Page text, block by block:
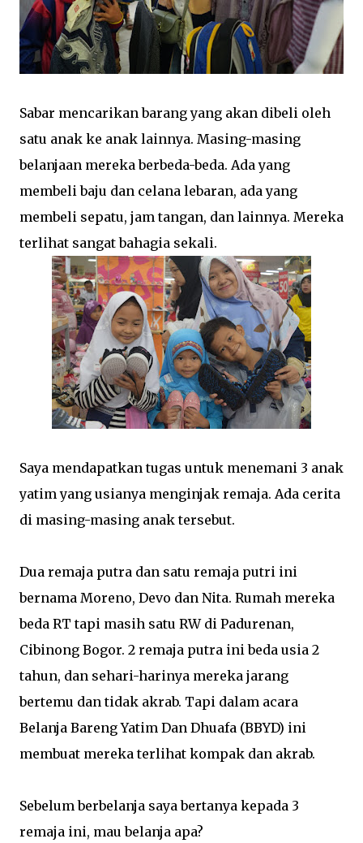
Sabar mencarikan barang yang akan dibeli oleh
satu anak ke anak lainnya. Masing-masing
belanjaan mereka berbeda-beda. Ada yang
membeli baju dan celana lebaran, ada yang
membeli sepatu, jam tangan, dan lainnya. Mereka
terlihat sangat bahagia sekali.
Saya mendapatkan tugas untuk menemani 3 anak
yatim yang usianya menginjak remaja. Ada cerita
di masing-masing anak tersebut.
Dua remaja putra dan satu remaja putri ini
bernama Moreno, Devo dan Nita. Rumah mereka
beda RT tapi masih satu RW di Padurenan,
Cibinong Bogor. 2 remaja putra ini beda usia 2
tahun, dan sehari-harinya mereka jarang
bertemu dan tidak akrab. Tapi dalam acara
Belanja Bareng Yatim Dan Dhuafa (BBYD) ini
membuat mereka terlihat kompak dan akrab.
Sebelum berbelanja saya bertanya kepada 3
remaja ini, mau belanja apa?